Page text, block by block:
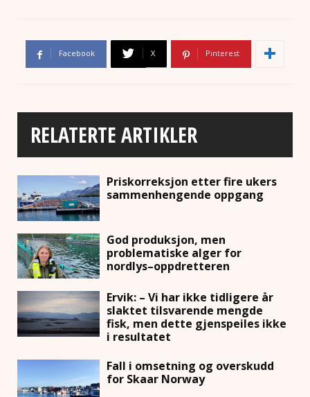
Facebook X Pinterest
RELATERTE ARTIKLER
Priskorreksjon etter fire ukers
sammenhengende oppgang
God produksjon, men
problematiske alger for
nordlys–oppdretteren
Ervik: – Vi har ikke tidligere år
slaktet tilsvarende mengde
fisk, men dette gjenspeiles ikke
i resultatet
Fall i omsetning og overskudd
for Skaar Norway